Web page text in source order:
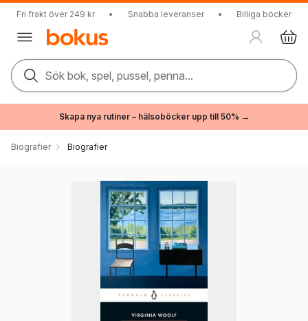
Fri frakt över 249 kr • Snabba leveranser • Billiga böcker
Sök bok, spel, pussel, penna...
Skapa nya rutiner – hälsoböcker upp till 50% →
Biografier Biografier